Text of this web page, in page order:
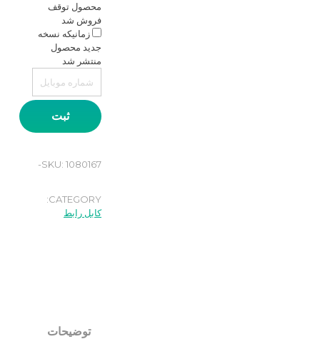
محصول توقف
فروش شد
زمانیکه نسخه
جدید محصول
منتشر شد
ثبت
SKU: 1080167-
CATEGORY:
کابل رابط
توضیحات